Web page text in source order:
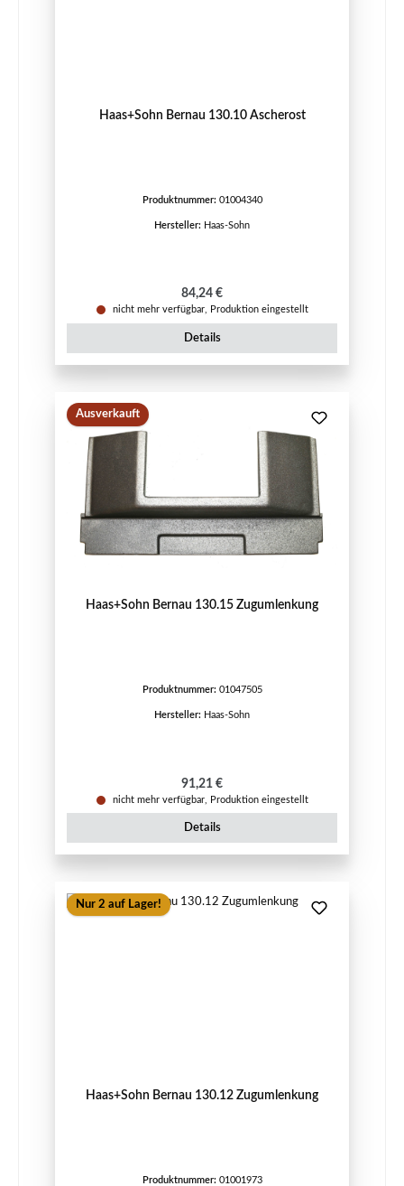
Haas+Sohn Bernau 130.10 Ascherost
Produktnummer: 01004340
Hersteller: Haas-Sohn
Regulärer Preis:
84,24 €
nicht mehr verfügbar, Produktion eingestellt
Details
Ausverkauft
Haas+Sohn Bernau 130.15 Zugumlenkung
Produktnummer: 01047505
Hersteller: Haas-Sohn
Regulärer Preis:
91,21 €
nicht mehr verfügbar, Produktion eingestellt
Details
Nur 2 auf Lager!
Haas+Sohn Bernau 130.12 Zugumlenkung
Produktnummer: 01001973